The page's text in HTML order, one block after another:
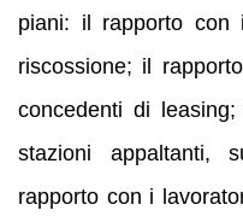
piani: il rapporto con
riscossione; il
concedenti di
stazioni appaltanti,
rapporto con i